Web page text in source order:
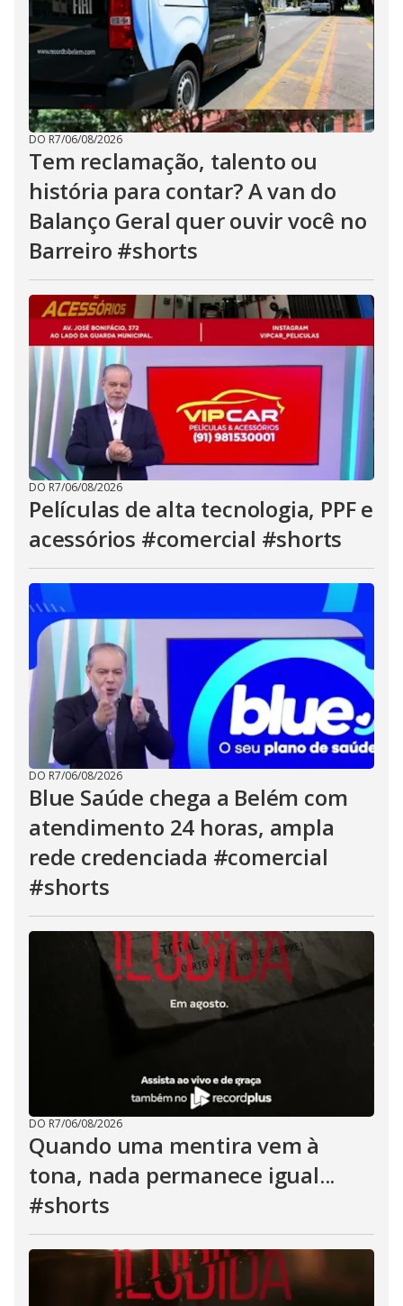
DO R7/06/08/2026
Tem reclamação, talento ou
história para contar? A van do
Balanço Geral quer ouvir você no
Barreiro #shorts
DO R7/06/08/2026
Películas de alta tecnologia, PPF e
acessórios #comercial #shorts
DO R7/06/08/2026
Blue Saúde chega a Belém com
atendimento 24 horas, ampla
rede credenciada #comercial
#shorts
DO R7/06/08/2026
Quando uma mentira vem à
tona, nada permanece igual...
#shorts